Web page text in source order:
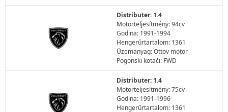
Distributer: 1.4
Motorteljesítmény: 94cv
Godina: 1991-1994
Hengerűrtartalom: 1361
Üzemanyag: Ottov motor
Pogonski kotači: FWD
Distributer: 1.4
Motorteljesítmény: 75cv
Godina: 1991-1996
Hengerűrtartalom: 1361